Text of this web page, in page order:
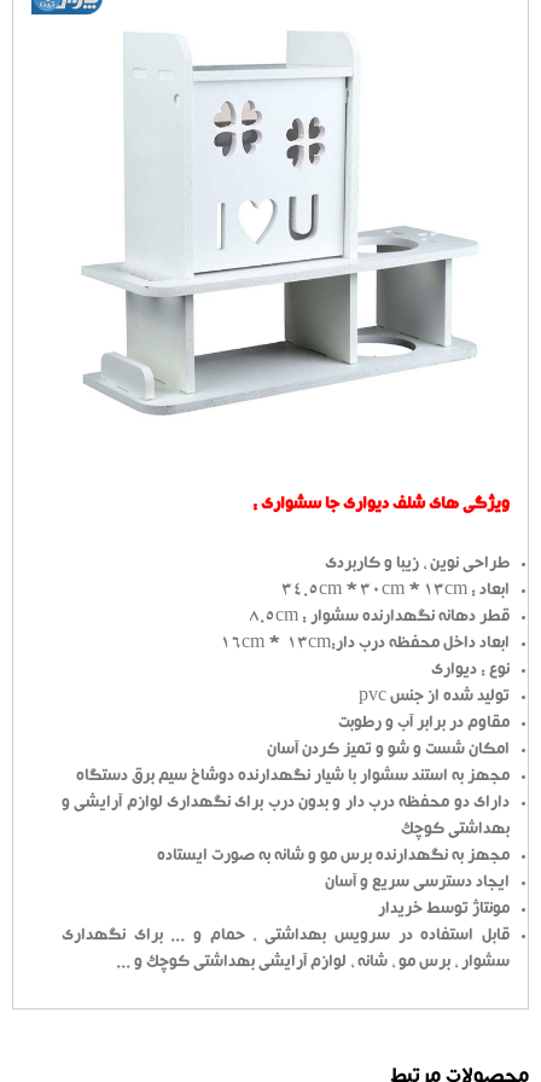
ویژگی های شلف دیواری جا سشواری :
طراحی نوین ، زیبا و کاربردی
ابعاد : 34.5cm * 30cm * 13cm
قطر دهانه نگهدارنده سشوار : 8.5cm
ابعاد داخل محفظه درب دار:16cm * 13cm
نوع : دیواری
تولید شده از جنس pvc
مقاوم در برابر آب و رطوبت
امکان شست و شو و تمیز کردن آسان
مجهز به استند سشوار با شیار نگهدارنده دوشاخ سیم برق دستگاه
دارای دو محفظه درب دار و بدون درب برای نگهداری لوازم آرایشی و
بهداشتی کوچک
مجهز به نگهدارنده برس مو و شانه به صورت ایستاده
ایجاد دسترسی سریع و آسان
مونتاژ توسط خریدار
قابل استفاده در سرویس بهداشتی ، حمام و ... برای نگهداری
سشوار ، برس مو ، شانه ، لوازم آرایشی بهداشتی کوچک و ...